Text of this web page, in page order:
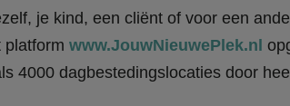
je kind, een cliënt of voor een
platform www.JouwNieuwePlek.nl
4000 dagbestedingslocaties door